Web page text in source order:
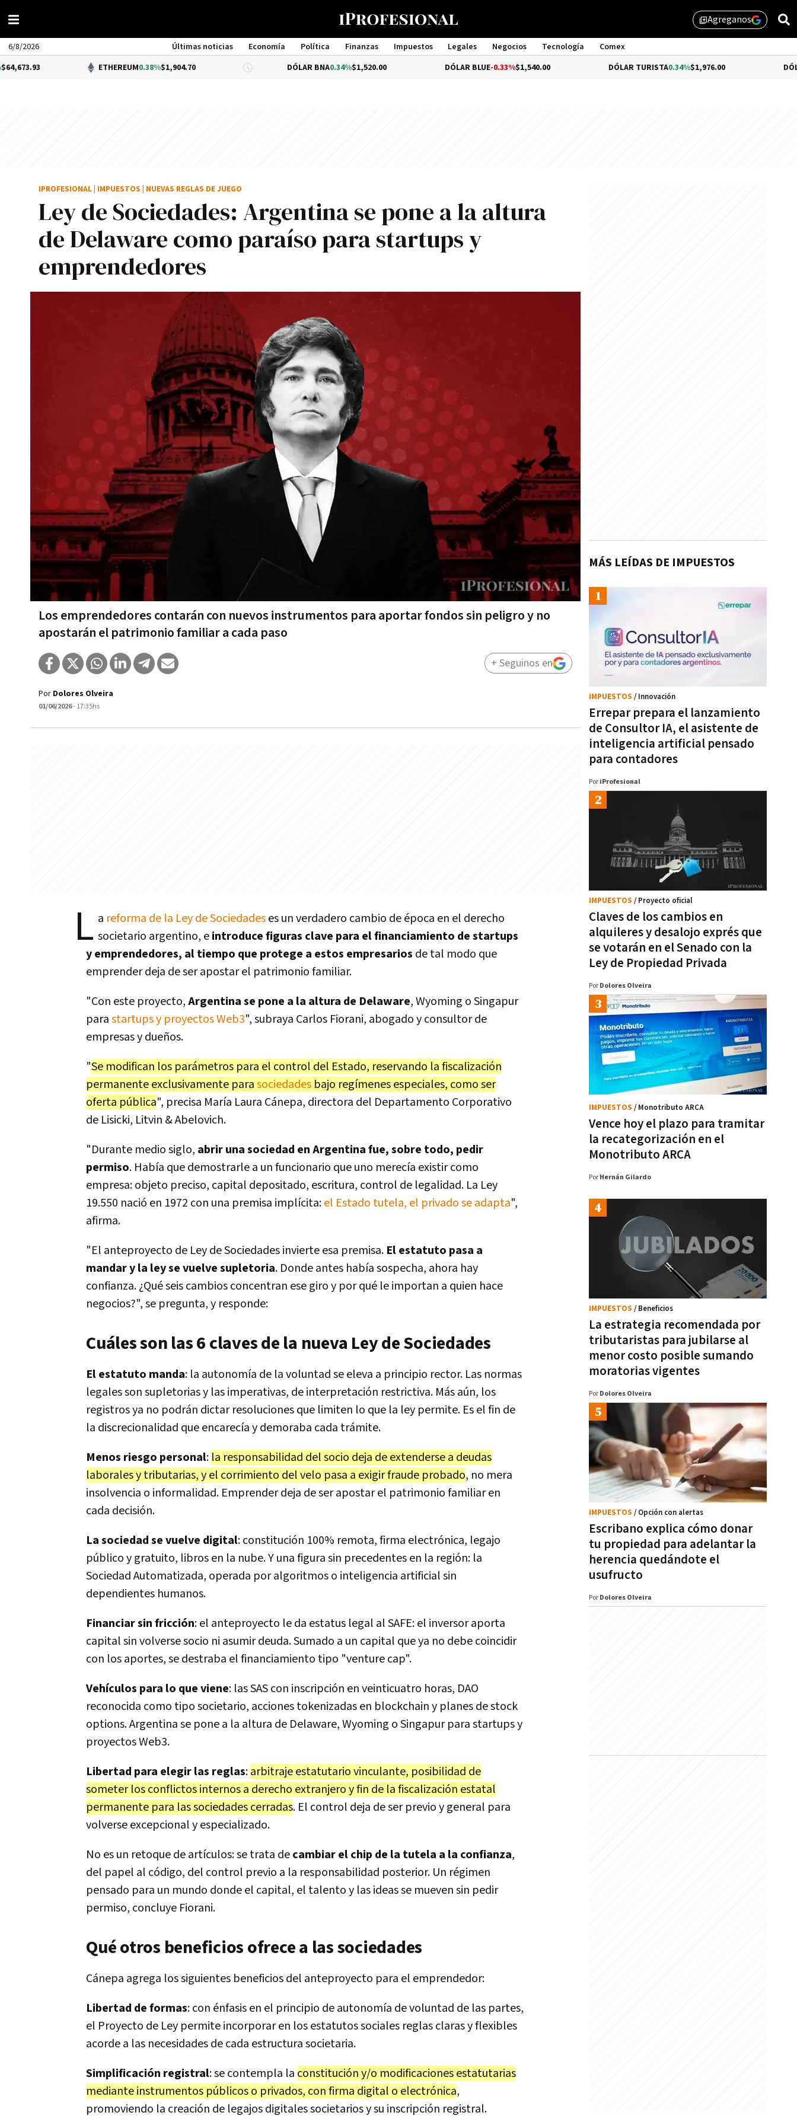
library_addAgreganos
6/8/2026 Últimas noticias Economía Política Finanzas Impuestos Legales Negocios Tecnología
Comex
Management
ETHEREUM 0.38%$1,904.70 DÓLAR BNA0.34%$1,520.00 DÓLAR BLUE-0.33%$1,540.00 DÓLAR TURISTA0.34%$1,976.00 DÓLAR MEP
Ley de Sociedades: Argentina se pone a la altura
de Delaware como paraíso para startups y
emprendedores
Los emprendedores contarán con nuevos instrumentos para aportar fondos sin peligro y no
apostarán el patrimonio familiar a cada paso
IPROFESIONAL IMPUESTOS NUEVAS REGLAS DE JUEGO
Por Dolores Olveira
01/06/2026- 17:35hs
+ Seguinos en
L a reforma de la Ley de Sociedadeses un verdadero cambio de época en el derecho
societario argentino, eintroduce figuras clave para el financiamiento de startups
y emprendedores, al tiempo que protege a estos empresarios de tal modo que
emprender deja de ser apostar el patrimonio familiar.
"Con este proyecto,Argentina se pone a la altura de Delaware, Wyoming o Singapur
parastartups y proyectos Web3", subraya Carlos Fiorani, abogado y consultor de
empresas y dueños.
"Se modifican los parámetros para el control del Estado, reservando lafiscalización
permanente exclusivamente parasociedades bajo regímenes especiales, como ser
oferta pública", precisa María Laura Cánepa, directora del Departamento Corporativo
de Lisicki, Litvin & Abelovich.
"Durante medio siglo, abrir una sociedad en Argentina fue, sobre todo, pedir
permiso. Había que demostrarle a un funcionario que uno merecía existir como
empresa: objeto preciso, capital depositado, escritura, control de legalidad. La Ley
19.550 nació en 1972 con una premisa implícita:el Estado tutela, el privado se adapta",
afirma.
"El anteproyecto de Ley de Sociedades invierte esa premisa. El estatuto pasa a
mandar y la ley se vuelve supletoria. Donde antes había sospecha, ahora hay
confianza. ¿Qué seis cambios concentran ese giro y por qué le importan a quien hace
negocios?", se pregunta, y responde:
Cuáles son las 6 claves de la nueva Ley de Sociedades
El estatuto manda: la autonomía de la voluntad se eleva a principio rector. Las normas
legales son supletorias y las imperativas, de interpretación restrictiva. Más aún, los
registros ya no podrán dictar resoluciones que limiten lo que la ley permite. Es el fin de
la discrecionalidad que encarecía y demoraba cada trámite.
Menos riesgo personal: la responsabilidad del socio deja de extenderse a deudas
laborales y tributarias, y el corrimiento del velo pasa a exigir fraude probado, no mera
insolvencia o informalidad. Emprender deja de ser apostar el patrimonio familiar en
cada decisión.
La sociedad se vuelve digital: constitución 100% remota, firma electrónica, legajo
público y gratuito, libros en la nube. Y una figura sin precedentes en la región: la
Sociedad Automatizada, operada por algoritmos o inteligencia artificial sin
dependientes humanos.
Financiar sin fricción: el anteproyecto le da estatus legal al SAFE: el inversor aporta
capital sin volverse socio ni asumir deuda. Sumado a un capital que ya no debe coincidir
con los aportes, se destraba el financiamiento tipo "venture cap".
Vehículos para lo que viene: las SAS con inscripción en veinticuatro horas, DAO
reconocida como tipo societario, acciones tokenizadas en blockchain y planes de stock
options. Argentina se pone a la altura de Delaware, Wyoming o Singapur para startups y
proyectos Web3.
Libertad para elegir las reglas:arbitraje estatutario vinculante, posibilidad de
someter los conflictos internos a derecho extranjero y fin de la fiscalización estatal
permanente para las sociedades cerradas. El control deja de ser previo y general para
volverse excepcional y especializado.
No es un retoque de artículos: se trata decambiar el chip de la tutela a la confianza,
del papel al código, del control previo a la responsabilidad posterior. Un régimen
pensado para un mundo donde el capital, el talento y las ideas se mueven sin pedir
permiso, concluye Fiorani.
Qué otros beneficios ofrece a las sociedades
Cánepa agrega los siguientes beneficios del anteproyecto para el emprendedor:
Libertad de formas: con énfasis en el principio de autonomía de voluntad de las partes,
el Proyecto de Ley permite incorporar en los estatutos sociales reglas claras y flexibles
acorde a las necesidades de cada estructura societaria.
Simplificación registral: se contempla la constitución y/o modificaciones estatutarias
mediante instrumentos públicos o privados, con firma digital o electrónica,
promoviendo la creación de legajos digitales societarios y su inscripción registral.
MÁS LEÍDAS DE IMPUESTOS
Errepar prepara el lanzamiento
de Consultor IA, el asistente de
inteligencia artificial pensado
para contadores
IMPUESTOS / Innovación
Por iProfesional
Claves de los cambios en
alquileres y desalojo exprés que
se votarán en el Senado con la
Ley de Propiedad Privada
IMPUESTOS / Proyecto oficial
Por Dolores Olveira
Vence hoy el plazo para tramitar
la recategorización en el
Monotributo ARCA
IMPUESTOS / Monotributo ARCA
Por Hernán Gilardo
La estrategia recomendada por
tributaristas para jubilarse al
menor costo posible sumando
moratorias vigentes
IMPUESTOS / Beneficios
Por Dolores Olveira
Escribano explica cómo donar
tu propiedad para adelantar la
herencia quedándote el
usufructo
IMPUESTOS / Opción con alertas
Por Dolores Olveira